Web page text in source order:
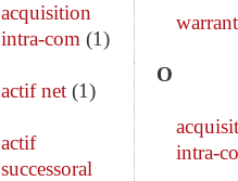
acquisition
intra-com (1)
actif net(1)
actif
successoral
warrant
O
intra-